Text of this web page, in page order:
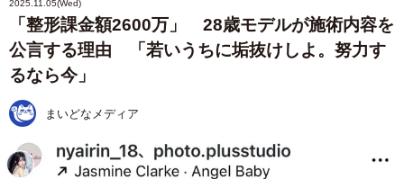
2025.11.05(Wed)
「整形課金額2600万」 28歳モデルが施術内容を
公言する理由 「若いうちに垢抜けしよ。努力す
るなら今」
まいどなメディア